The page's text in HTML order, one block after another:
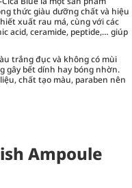
thức giàu dưỡng chất và hiệu
xuất rau má, cùng với các
acid, ceramide, peptide,… giúp
trắng đục và không có mùi
gây bết dính hay bóng nhờn.
chất tạo màu, paraben nên
Ampoule